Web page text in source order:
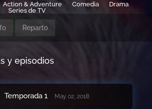
Action & Adventure Comedia
Drama
Series de TV
Reparto
y episodios
Temporada 1 May. 02, 2018